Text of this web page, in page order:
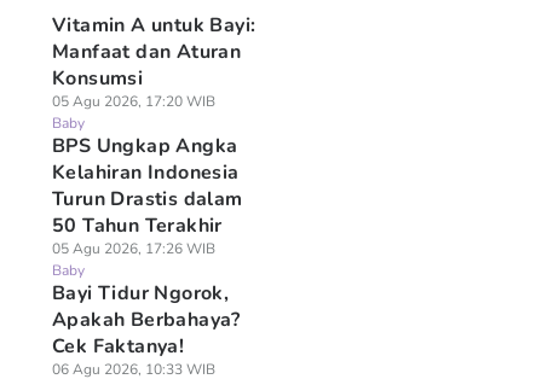
Vitamin A untuk Bayi:
Manfaat dan Aturan
Konsumsi
05 Agu 2026, 17:20 WIB
Baby
BPS Ungkap Angka
Kelahiran Indonesia
Turun Drastis dalam
50 Tahun Terakhir
05 Agu 2026, 17:26 WIB
Baby
Bayi Tidur Ngorok,
Apakah Berbahaya?
Cek Faktanya!
06 Agu 2026, 10:33 WIB